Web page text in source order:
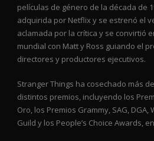
películas de género de la década de
adquirida por Netflix y se estrenó el
aclamada por la crítica y se convirtió
mundial con Matt y Ross guiando el
directores y productores ejecutivos.
Stranger Things ha cosechado más
distintos premios, incluyendo los
Oro, los Premios Grammy, SAG, DGA,
Guild y los People’s Choice Awards,